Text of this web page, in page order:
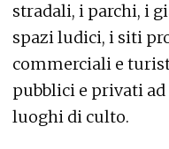
stradali, i parchi, i
spazi ludici, i siti
commerciali e
pubblici e privati
luoghi di culto.